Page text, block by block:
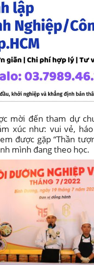
mời đến tham dự
xúc như: vui vẻ,
được gặp “Thần
mình đang theo học.